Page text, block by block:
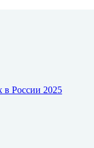
в России 2025